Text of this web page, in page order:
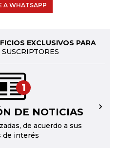
A WHATSAPP
EXCLUSIVOS PARA
1
DE NOTICIAS
de acuerdo a sus
de interés
→